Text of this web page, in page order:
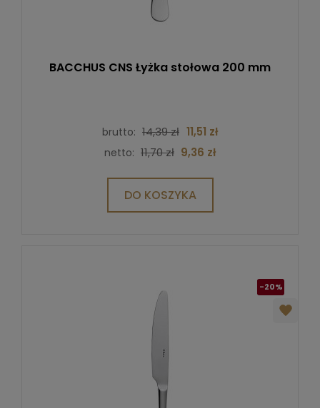
BACCHUS CNS Łyżka stołowa 200 mm
brutto: 14,39 zł 11,51 zł
netto: 11,70 zł 9,36 zł
DO KOSZYKA
-20%